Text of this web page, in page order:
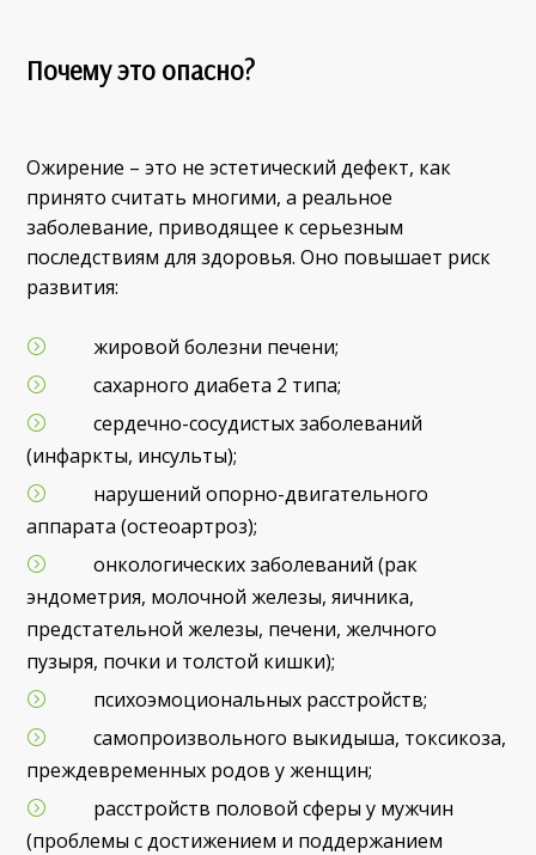
Почему это опасно?
Ожирение – это не эстетический дефект, как
принято считать многими, а реальное
заболевание, приводящее к серьезным
последствиям для здоровья. Оно повышает риск
развития:
жировой болезни печени;
сахарного диабета 2 типа;
сердечно-сосудистых заболеваний
(инфаркты, инсульты);
нарушений опорно-двигательного
аппарата (остеоартроз);
онкологических заболеваний (рак
эндометрия, молочной железы, яичника,
предстательной железы, печени, желчного
пузыря, почки и толстой кишки);
психоэмоциональных расстройств;
самопроизвольного выкидыша, токсикоза,
преждевременных родов у женщин;
расстройств половой сферы у мужчин
(проблемы с достижением и поддержанием